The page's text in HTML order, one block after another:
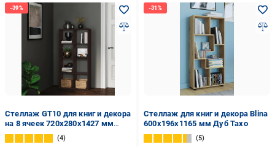
Стеллаж GT10 для книг и декора
на 8 ячеек 720х280х1427 мм
ДСП 16 мм Венге Магия
(20320157)
4
Стеллаж для книг и декора Blina
600х196х1165 мм Дуб Тахо
5